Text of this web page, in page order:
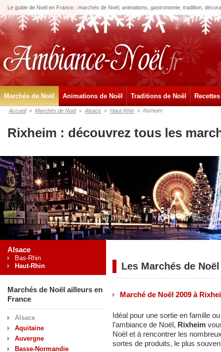
Le guide de Noël en France : marchés de Noël, animations, gastronomie, tradition,
Marchés de Noël Animations de Noël Traditions de Noël
Accueil » Marchés de Noël » Alsace » Haut-Rhin » Rixheim
Rixheim : découvrez tous les
Alsace
Bas-Rhin
Haut-Rhin
Marchés de Noël ailleurs en
France
Alsace
Aquitaine
Auvergne
Basse-Normandie
Les Marchés de
Marché de Noël 2009 à
Idéal pour une sortie en famille
l’ambiance de Noël, Rixheim
Noël et à rencontrer les
sortes de produits, le plus